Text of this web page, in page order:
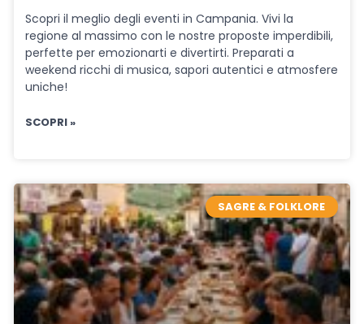
Scopri il meglio degli eventi in Campania. Vivi la
regione al massimo con le nostre proposte imperdibili,
perfette per emozionarti e divertirti. Preparati a
weekend ricchi di musica, sapori autentici e atmosfere
uniche!
SCOPRI »
SAGRE & FOLKLORE